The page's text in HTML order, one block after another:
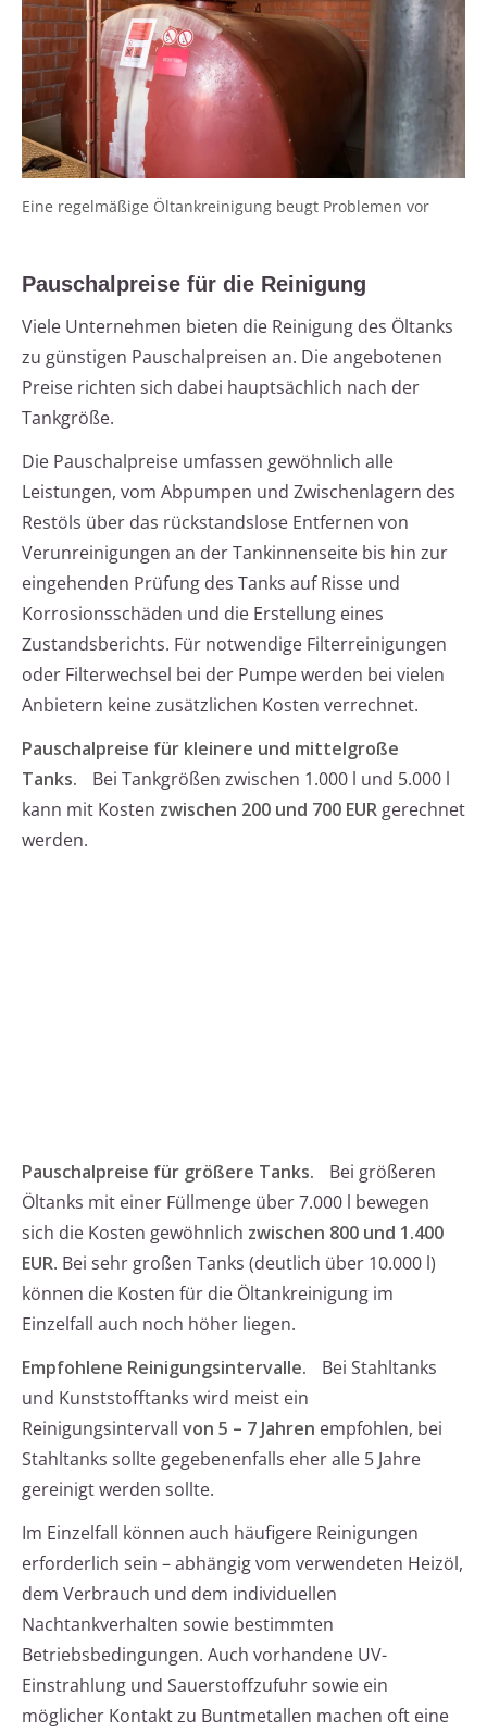
Eine regelmäßige Öltankreinigung beugt Problemen vor
Pauschalpreise für die Reinigung
Viele Unternehmen bieten die Reinigung des Öltanks
zu günstigen Pauschalpreisen an. Die angebotenen
Preise richten sich dabei hauptsächlich nach der
Tankgröße.
Die Pauschalpreise umfassen gewöhnlich alle
Leistungen, vom Abpumpen und Zwischenlagern des
Restöls über das rückstandslose Entfernen von
Verunreinigungen an der Tankinnenseite bis hin zur
eingehenden Prüfung des Tanks auf Risse und
Korrosionsschäden und die Erstellung eines
Zustandsberichts. Für notwendige Filterreinigungen
oder Filterwechsel bei der Pumpe werden bei vielen
Anbietern keine zusätzlichen Kosten verrechnet.
Pauschalpreise für kleinere und mittelgroße
Tanks.
Bei Tankgrößen zwischen 1.000 l und 5.000 l
kann mit Kosten zwischen 200 und 700 EUR gerechnet
werden.
Pauschalpreise für größere Tanks.
Bei größeren
Öltanks mit einer Füllmenge über 7.000 l bewegen
sich die Kosten gewöhnlich zwischen 800 und 1.400
EUR. Bei sehr großen Tanks (deutlich über 10.000 l)
können die Kosten für die Öltankreinigung im
Einzelfall auch noch höher liegen.
Empfohlene Reinigungsintervalle.
Bei Stahltanks
und Kunststofftanks wird meist ein
Reinigungsintervall von 5 – 7 Jahren empfohlen, bei
Stahltanks sollte gegebenenfalls eher alle 5 Jahre
gereinigt werden sollte.
Im Einzelfall können auch häufigere Reinigungen
erforderlich sein – abhängig vom verwendeten Heizöl,
dem Verbrauch und dem individuellen
Nachtankverhalten sowie bestimmten
Betriebsbedingungen. Auch vorhandene UV-
Einstrahlung und Sauerstoffzufuhr sowie ein
möglicher Kontakt zu Buntmetallen machen oft eine